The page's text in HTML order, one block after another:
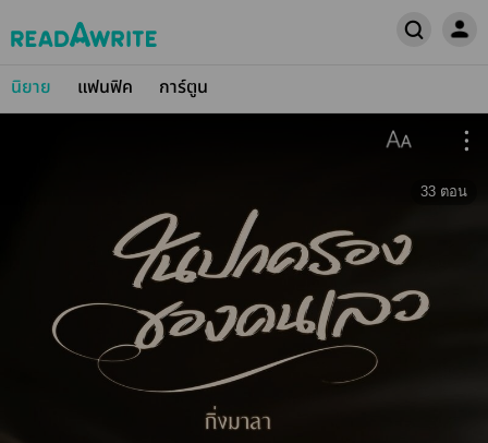
นิยาย แฟนฟิค การ์ตูน
33 ตอน